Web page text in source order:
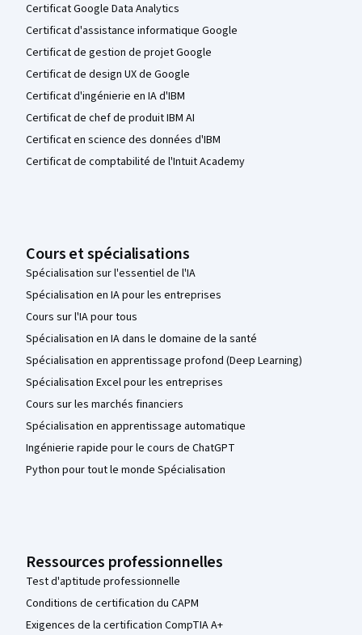
Certificat Google Data Analytics
Certificat d'assistance informatique Google
Certificat de gestion de projet Google
Certificat de design UX de Google
Certificat d'ingénierie en IA d'IBM
Certificat de chef de produit IBM AI
Certificat en science des données d'IBM
Certificat de comptabilité de l'Intuit Academy
Cours et spécialisations
Spécialisation sur l'essentiel de l'IA
Spécialisation en IA pour les entreprises
Cours sur l'IA pour tous
Spécialisation en IA dans le domaine de la santé
Spécialisation en apprentissage profond (Deep Learning)
Spécialisation Excel pour les entreprises
Cours sur les marchés financiers
Spécialisation en apprentissage automatique
Ingénierie rapide pour le cours de ChatGPT
Python pour tout le monde Spécialisation
Ressources professionnelles
Test d'aptitude professionnelle
Conditions de certification du CAPM
Exigences de la certification CompTIA A+